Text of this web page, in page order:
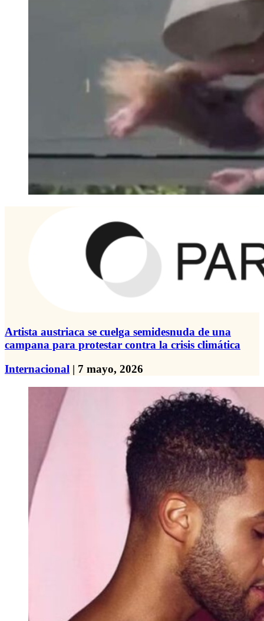
Artista austriaca se cuelga semidesnuda de una
campana para protestar contra la crisis climática
Internacional | 7 mayo, 2026